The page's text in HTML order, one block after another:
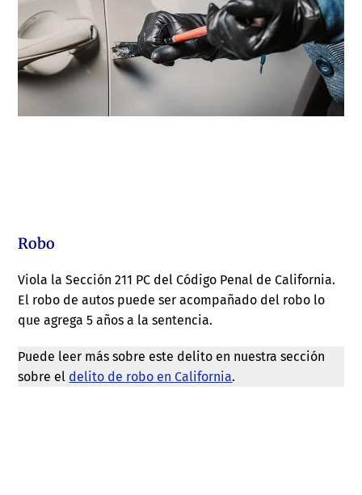
Robo
Viola la Sección 211 PC del Código Penal de California.
El robo de autos puede ser acompañado del robo lo
que agrega 5 años a la sentencia.
Puede leer más sobre este delito en nuestra sección
sobre el delito de robo en California.